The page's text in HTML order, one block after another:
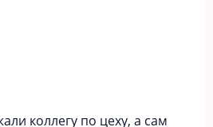
коллегу по цеху, а сам